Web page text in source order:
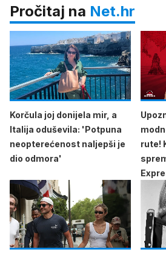
Pročitaj na Net.hr
Korčula joj donijela mir, a
Italija oduševila: 'Potpuna
neopterećenost naljepši je
dio odmora'
rute!